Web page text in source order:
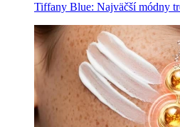
Tiffany Blue: Najväčší módny